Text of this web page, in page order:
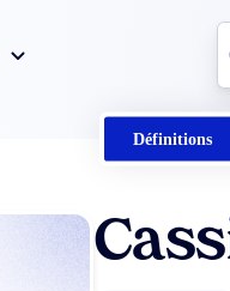
Définitions